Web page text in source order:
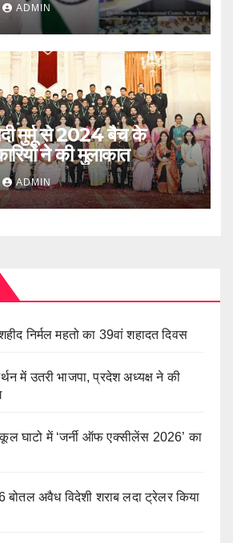
ADMIN
मुर्मू से 2024 बैच के
ने की मुलाकात
ADMIN
निर्मल महतो का 39वां शहादत दिवस
में उतरी भाजपा, प्रदेश अध्यक्ष ने की
घाटो में ‘जर्नी ऑफ एक्सीलेंस 2026’ का
अवैध विदेशी शराब लदा ट्रेलर किया